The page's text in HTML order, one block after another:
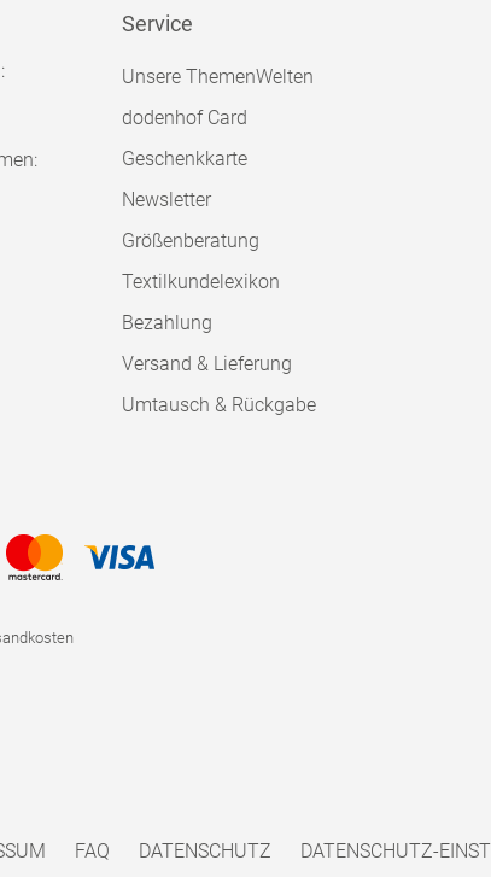
Service
Unsere ThemenWelten
dodenhof Card
Geschenkkarte
Newsletter
Größenberatung
Textilkundelexikon
Bezahlung
Versand & Lieferung
Umtausch & Rückgabe
FAQ DATENSCHUTZ DATENSCHUTZ-